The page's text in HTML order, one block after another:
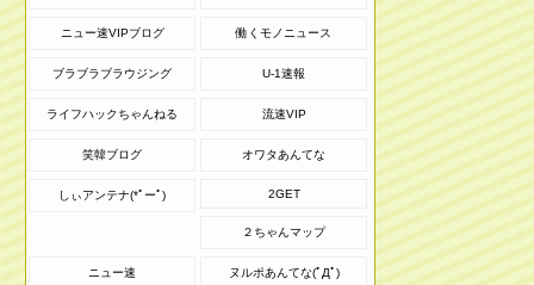
ニュー速VIPブログ 働くモノニュース
ブラブラブラウジング U-1速報
ライフハックちゃんねる 流速VIP
笑韓ブログ オワタあんてな
しぃアンテナ(*ﾟーﾟ) 2GET
２ちゃんマップ
ニュー速 ヌルポあんてな(ﾟДﾟ)